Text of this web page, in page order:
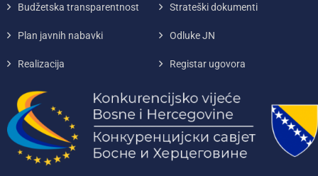
Budžetska transparentnost Strateški dokumenti
Plan javnih nabavki Odluke JN
Realizacija Registar ugovora